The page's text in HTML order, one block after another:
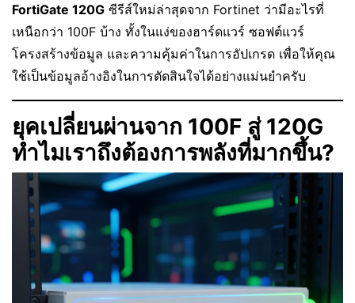
FortiGate 120G ซีรีส์ใหม่ล่าสุดจาก Fortinet ว่ามีอะไรที่
เหนือกว่า 100F บ้าง ทั้งในแง่ของฮาร์ดแวร์ ซอฟต์แวร์
โครงสร้างข้อมูล และความคุ้มค่าในการอัปเกรด เพื่อให้คุณ
ใช้เป็นข้อมูลอ้างอิงในการตัดสินใจได้อย่างแม่นยำครับ
ยุคเปลี่ยนผ่านจาก 100F สู่ 120G
ทำไมเราถึงต้องการพลังที่มากขึ้น?